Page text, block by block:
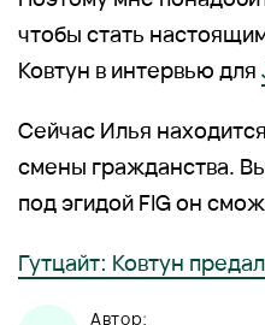
чтобы стать
Ковтун в интервью для
Сейчас Илья
смены гражданства.
под эгидой FIG он
Гутцайт: Ковтун
Автор: